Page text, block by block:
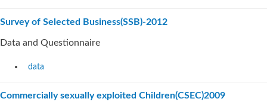
Survey of Selected Business(SSB)-2012
Data and Questionnaire
data
Commercially sexually exploited Children(CSEC)2009